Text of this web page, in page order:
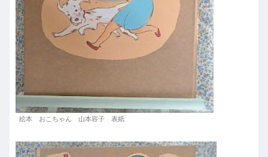
絵本 おこちゃん 山本容子 表紙